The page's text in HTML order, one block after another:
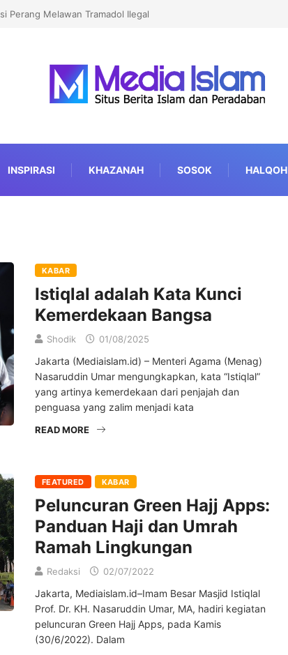
Perang Melawan Tramadol Ilegal
INSPIRASI KHAZANAH SOSOK HALQOH
KABAR
Istiqlal adalah Kata Kunci
Kemerdekaan Bangsa
Shodik 01/08/2025
Jakarta (Mediaislam.id) – Menteri Agama (Menag)
Nasaruddin Umar mengungkapkan, kata “Istiqlal”
yang artinya kemerdekaan dari penjajah dan
penguasa yang zalim menjadi kata
READ MORE
FEATURED KABAR
Peluncuran Green Hajj Apps:
Panduan Haji dan Umrah
Ramah Lingkungan
Redaksi 02/07/2022
Jakarta, Mediaislam.id–Imam Besar Masjid Istiqlal
Prof. Dr. KH. Nasaruddin Umar, MA, hadiri kegiatan
peluncuran Green Hajj Apps, pada Kamis
(30/6/2022). Dalam